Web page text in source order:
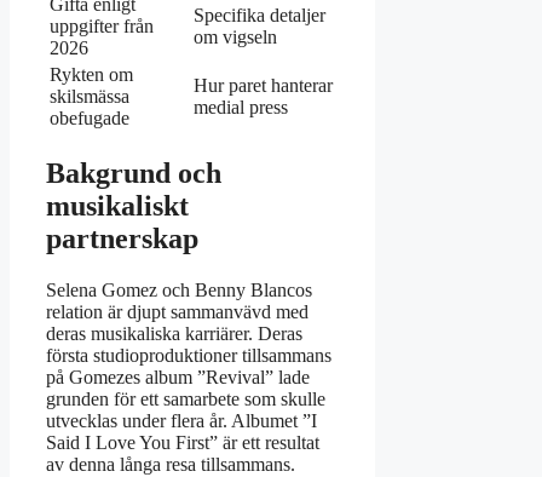
Gifta enligt
uppgifter från
2026
Specifika detaljer
om vigseln
Rykten om
skilsmässa
obefugade
Hur paret hanterar
medial press
Bakgrund och
musikaliskt
partnerskap
Selena Gomez och Benny Blancos
relation är djupt sammanvävd med
deras musikaliska karriärer. Deras
första studioproduktioner tillsammans
på Gomezes album ”Revival” lade
grunden för ett samarbete som skulle
utvecklas under flera år. Albumet ”I
Said I Love You First” är ett resultat
av denna långa resa tillsammans.